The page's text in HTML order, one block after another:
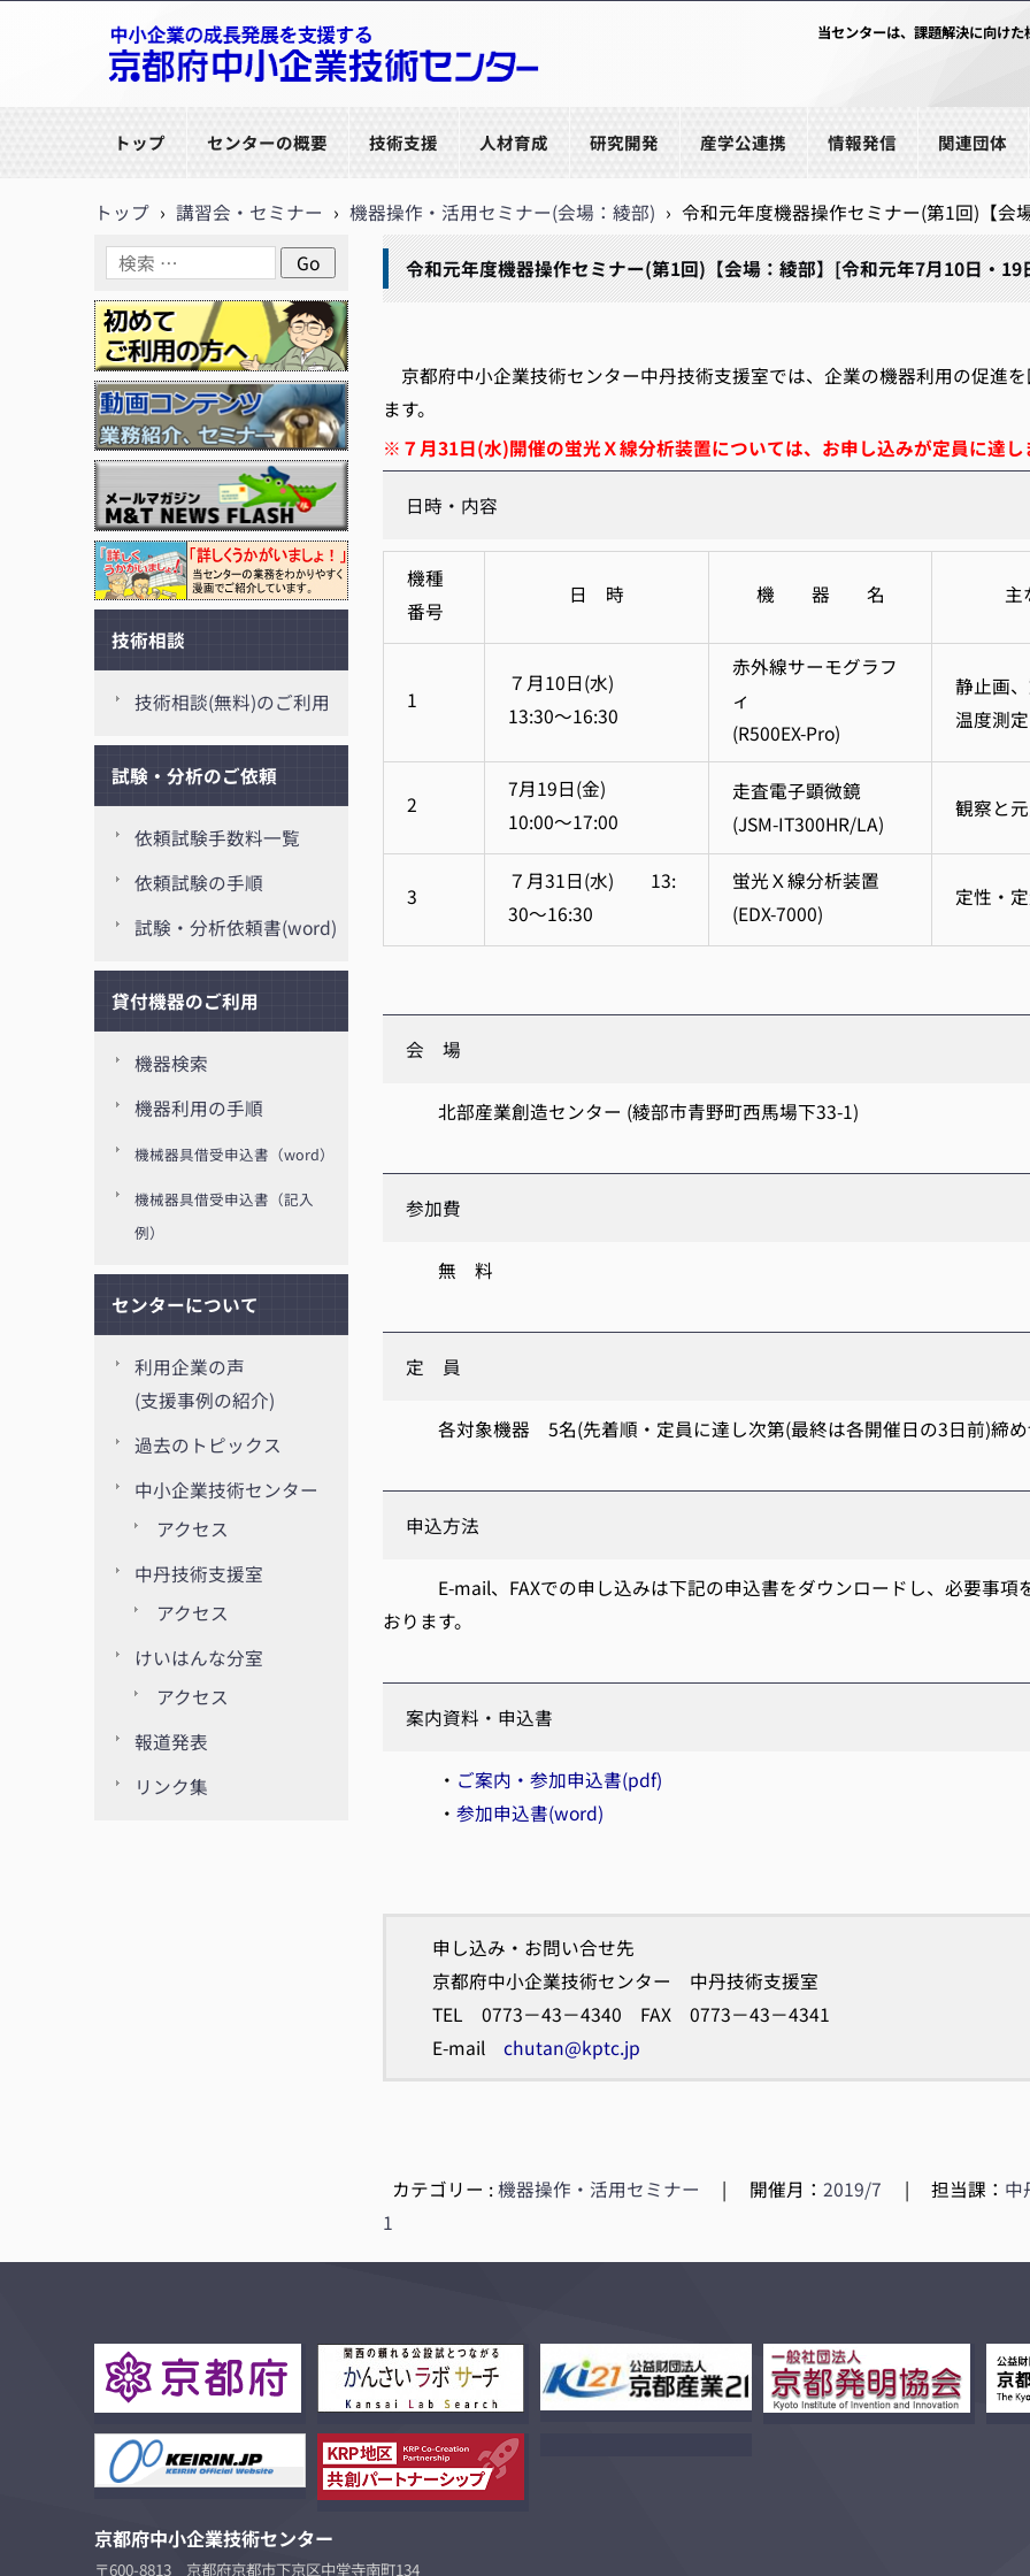
当センターは、課題解決に向け
トップ センターの概要 技術支援 人材育成 研究開発 産学公連携 情報発信 関連団体
トップ › 講習会・セミナー › 機器操作・活用セミナー(会場：綾部) › 令和元年度機器操作セミナー(第1回)【
令和元年度機器操作セミナー(第1回)【会場：綾部】[令和元年7月10日・19
京都府中小企業技術センター中丹技術支援室では、企業の機器利用の促進
ます。
※７月31日(水)開催の蛍光Ｘ線分析装置については、お申し込みが定員に達し
日時・内容
機種
番号
日 時 機 器 名 主
1
７月10日(水)
13:30～16:30
赤外線サーモグラフ
ィ
(R500EX-Pro)
静止画
温度測定
2
7月19日(金)
10:00～17:00
走査電子顕微鏡
(JSM-IT300HR/LA)
観察と
3
７月31日(水) 13:
30～16:30
蛍光Ｘ線分析装置
(EDX-7000)
定性・
会 場
北部産業創造センター (綾部市青野町西馬場下33-1)
参加費
無 料
定 員
各対象機器 5名(先着順・定員に達し次第(最終は各開催日の3日前)締め
申込方法
E-mail、FAXでの申し込みは下記の申込書をダウンロードし、必要事項
おります。
案内資料・申込書
・ ご案内・参加申込書(pdf)
・ 参加申込書(word)
申し込み・お問い合せ先
京都府中小企業技術センター 中丹技術支援室
TEL 0773－43－4340 FAX 0773－43－4341
E-mail chutan@kptc.jp
カテゴリー :機器操作・活用セミナー | 開催月：2019/7 | 担当課： 中
1
技術相談
技術相談(無料)のご利用
試験・分析のご依頼
依頼試験手数料一覧
依頼試験の手順
試験・分析依頼書(word)
貸付機器のご利用
機器検索
機器利用の手順
機械器具借受申込書（word）
機械器具借受申込書（記入
例）
センターについて
利用企業の声
(支援事例の紹介)
過去のトピックス
中小企業技術センター
アクセス
中丹技術支援室
アクセス
けいはんな分室
アクセス
報道発表
リンク集
京都府中小企業技術センター
〒600-8813 京都府京都市下京区中堂寺南町134